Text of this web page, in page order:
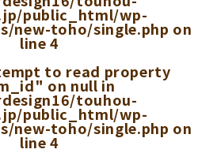
public_html/wp-
new-toho/single.php on
line4
to read property
on null in
touhou-
public_html/wp-
new-toho/single.php on
line4